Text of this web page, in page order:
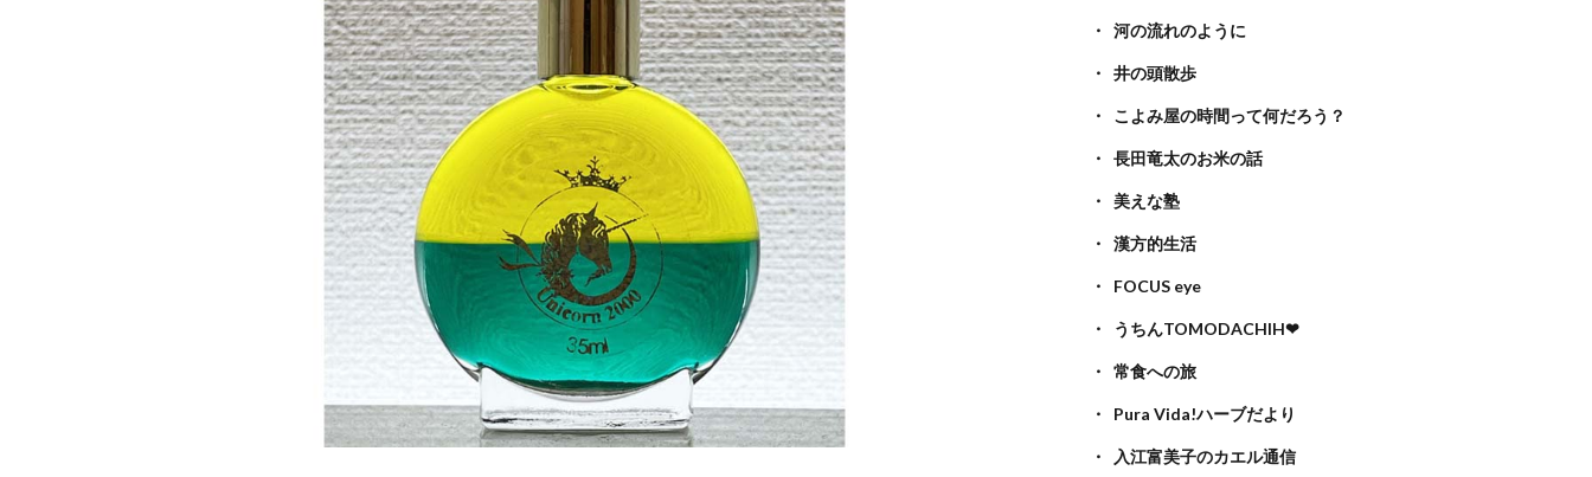
河の流れのように
井の頭散歩
こよみ屋の時間って何だろう？
長田竜太のお米の話
美えな塾
漢方的生活
FOCUS eye
うちんTOMODACHIH❤
常食への旅
Pura Vida!ハーブだより
入江富美子のカエル通信